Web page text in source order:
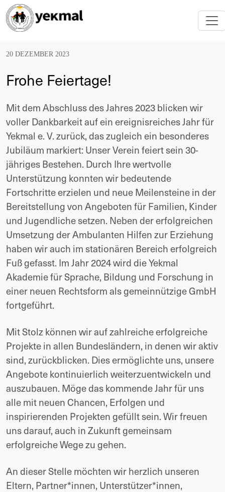
20 DEZEMBER 2023
Frohe Feiertage!
Mit dem Abschluss des Jahres 2023 blicken wir
voller Dankbarkeit auf ein ereignisreiches Jahr für
Yekmal e. V. zurück, das zugleich ein besonderes
Jubiläum markiert: Unser Verein feiert sein 30-
jähriges Bestehen. Durch Ihre wertvolle
Unterstützung konnten wir bedeutende
Fortschritte erzielen und neue Meilensteine in der
Bereitstellung von Angeboten für Familien, Kinder
und Jugendliche setzen. Neben der erfolgreichen
Umsetzung der Ambulanten Hilfen zur Erziehung
haben wir auch im stationären Bereich erfolgreich
Fuß gefasst. Im Jahr 2024 wird die Yekmal
Akademie für Sprache, Bildung und Forschung in
einer neuen Rechtsform als gemeinnützige GmbH
fortgeführt.
Mit Stolz können wir auf zahlreiche erfolgreiche
Projekte in allen Bundesländern, in denen wir aktiv
sind, zurückblicken. Dies ermöglichte uns, unsere
Angebote kontinuierlich weiterzuentwickeln und
auszubauen. Möge das kommende Jahr für uns
alle mit neuen Chancen, Erfolgen und
inspirierenden Projekten gefüllt sein. Wir freuen
uns darauf, auch in Zukunft gemeinsam
erfolgreiche Wege zu gehen.
An dieser Stelle möchten wir herzlich unseren
Eltern, Partner*innen, Unterstützer*innen,